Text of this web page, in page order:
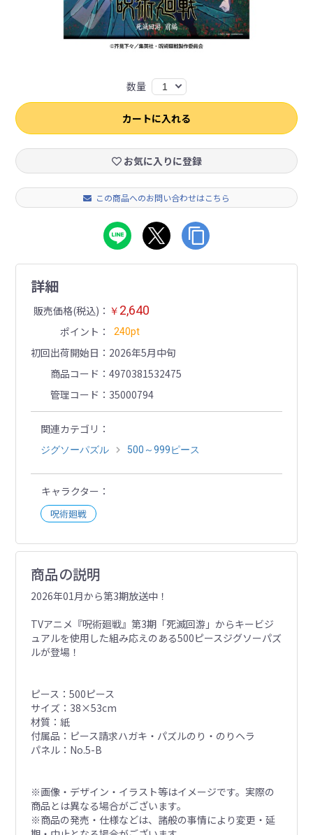
数量 1
カートに入れる
お気に入りに登録
この商品へのお問い合わせはこちら
詳細
販売価格(税込) ￥ 2,640
ポイント 240pt
初回出荷開始日
2026年5月中旬
商品コード
4970381532475
管理コード
35000794
関連カテゴリ
ジグソーパズル 500～999ピース
キャラクター
呪術廻戦
商品の説明
2026年01月から第3期放送中！
TVアニメ『呪術廻戦』第3期「死滅回游」からキービジ
ュアルを使用した組み応えのある500ピースジグソーパズ
ルが登場！
ピース：500ピース
サイズ：38×53cm
材質：紙
付属品：ピース請求ハガキ・パズルのり・のりヘラ
パネル：No.5-B
※画像・デザイン・イラスト等はイメージです。実際の
商品とは異なる場合がございます。
※商品の発売・仕様などは、諸般の事情により変更・延